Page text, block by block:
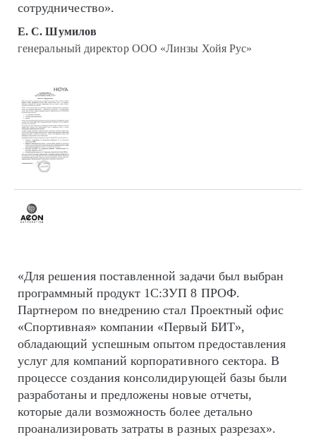
сотрудничество».
Е. С. Шумилов
генеральный директор ООО «Линзы Хойя Рус»
«Для решения поставленной задачи был выбран
программный продукт 1С:ЗУП 8 ПРОФ.
Партнером по внедрению стал Проектный офис
«Спортивная» компании «Первый БИТ»,
обладающий успешным опытом предоставления
услуг для компаний корпоративного сектора. В
процессе создания консолидирующей базы были
разработаны и предложены новые отчеты,
которые дали возможность более детально
проанализировать затраты в разных разрезах».